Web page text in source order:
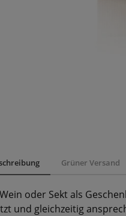
Grüner Versand
oder Sekt als
und gleichzeitig